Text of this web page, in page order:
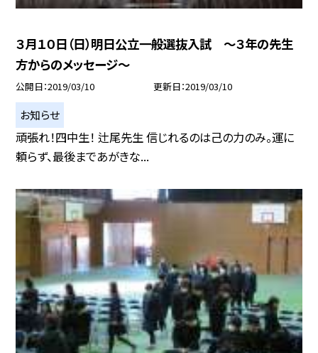
３月１０日（日）明日公立一般選抜入試 〜３年の先生
方からのメッセージ〜
公開日 2019/03/10 更新日 2019/03/10
お知らせ
頑張れ！四中生！ 辻尾先生 信じれるのは己の力のみ。運に
頼らず、最後まであがきな...